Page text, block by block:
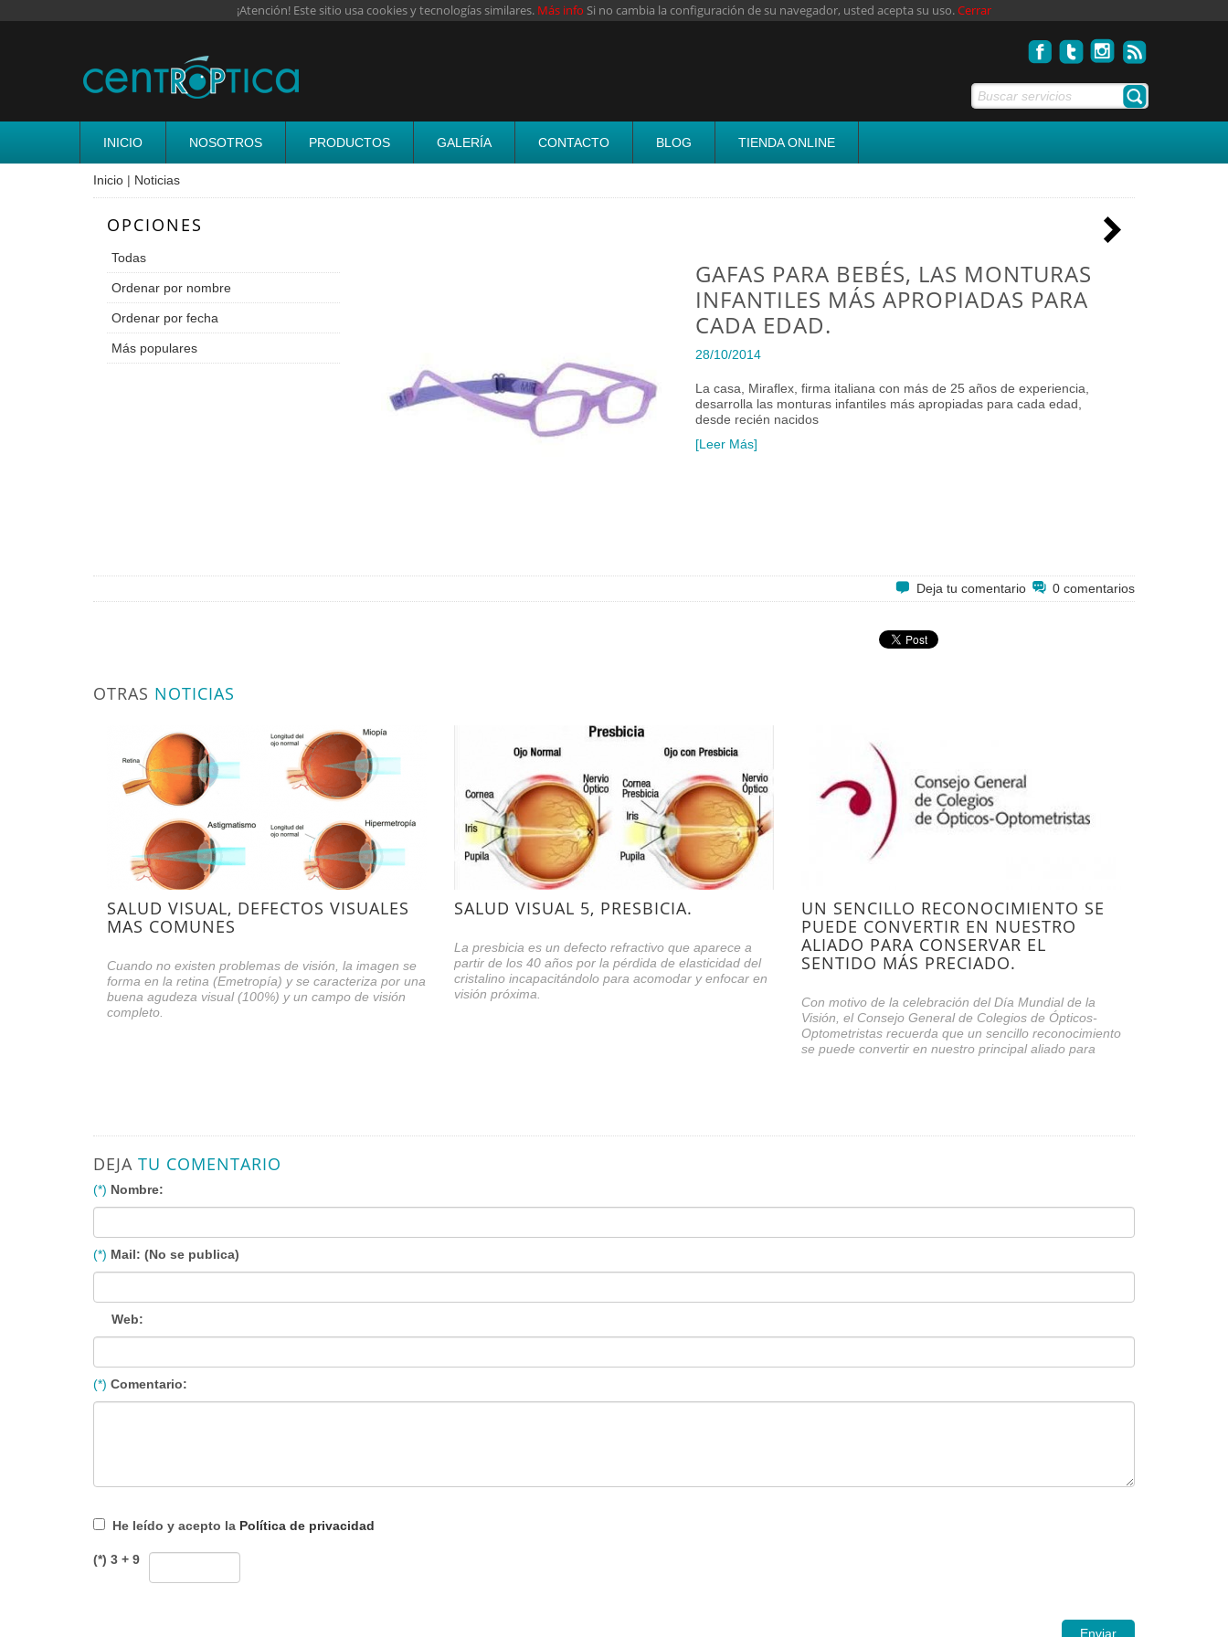
¡Atención! Este sitio usa cookies y tecnologías similares. Más info Si no cambia la configuración de su navegador, usted acepta su uso.Cerrar
INICIO NOSOTROS PRODUCTOS GALERÍA CONTACTO BLOG TIENDA ONLINE
Inicio | Noticias
OPCIONES
Todas
Ordenar por nombre
Ordenar por fecha
Más populares
GAFAS PARA BEBÉS, LAS MONTURAS
INFANTILES MÁS APROPIADAS PARA
CADA EDAD.
28/10/2014
La casa, Miraflex, firma italiana con más de 25 años de experiencia,
desarrolla las monturas infantiles más apropiadas para cada edad,
desde recién nacidos
[Leer Más]
Deja tu comentario 0 comentarios
OTRAS NOTICIAS
SALUD VISUAL, DEFECTOS VISUALES
MAS COMUNES
Cuando no existen problemas de visión, la imagen se
forma en la retina (Emetropía) y se caracteriza por una
buena agudeza visual (100%) y un campo de visión
completo.
SALUD VISUAL 5, PRESBICIA.
La presbicia es un defecto refractivo que aparece a
partir de los 40 años por la pérdida de elasticidad del
cristalino incapacitándolo para acomodar y enfocar en
visión próxima.
UN SENCILLO RECONOCIMIENTO SE
PUEDE CONVERTIR EN NUESTRO
ALIADO PARA CONSERVAR EL
SENTIDO MÁS PRECIADO.
Con motivo de la celebración del Día Mundial de la
Visión, el Consejo General de Colegios de Ópticos-
Optometristas recuerda que un sencillo reconocimiento
se puede convertir en nuestro principal aliado para
DEJA TU COMENTARIO
(*) Nombre:
(*) Mail: (No se publica)
Web:
(*) Comentario:
He leído y acepto la Política de privacidad
(*) 3 + 9